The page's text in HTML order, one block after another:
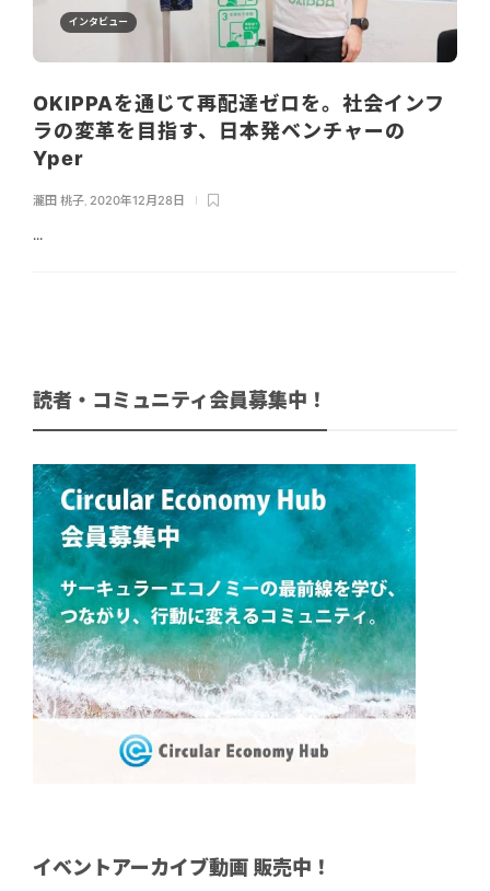
インタビュー
OKIPPAを通じて再配達ゼロを。社会インフ
ラの変革を目指す、日本発ベンチャーの
Yper
瀧田 桃子 2020年12月28日
...
読者・コミュニティ会員募集中！
イベントアーカイブ動画 販売中！